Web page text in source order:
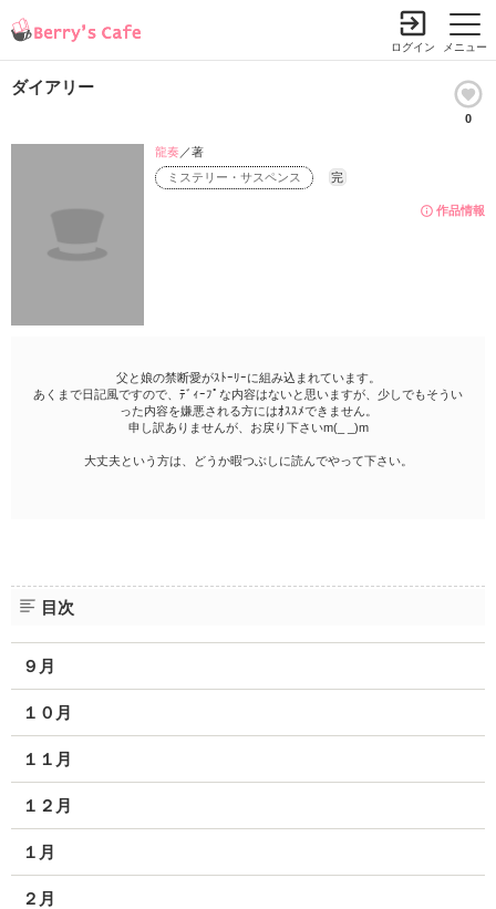
メニュー
ログイン
ダイアリー
0
作品情報
ミステリー・サスペンス 完
龍奏 ／著
父と娘の禁断愛がｽﾄｰﾘｰに組み込まれています。
あくまで日記風ですので、ﾃﾞｨｰﾌﾟな内容はないと思いますが、少しでもそうい
った内容を嫌悪される方にはｵｽｽﾒできません。
申し訳ありませんが、お戻り下さいm(_ _)m
大丈夫という方は、どうか暇つぶしに読んでやって下さい。
目次
９月
１０月
１１月
１２月
１月
２月